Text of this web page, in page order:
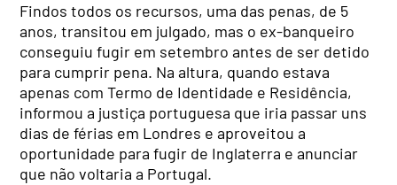
Findos todos os recursos, uma das penas, de 5
anos, transitou em julgado, mas o ex-banqueiro
conseguiu fugir em setembro antes de ser detido
para cumprir pena. Na altura, quando estava
apenas com Termo de Identidade e Residência,
informou a justiça portuguesa que iria passar uns
dias de férias em Londres e aproveitou a
oportunidade para fugir de Inglaterra e anunciar
que não voltaria a Portugal.